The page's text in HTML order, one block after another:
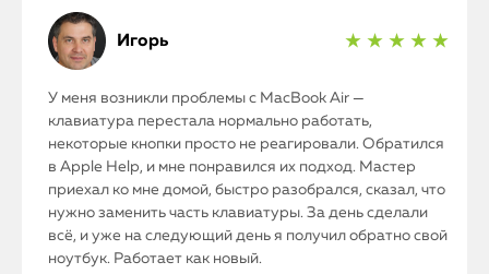
Игорь ★ ★ ★ ★ ★
У меня возникли проблемы с MacBook Air —
клавиатура перестала нормально работать,
некоторые кнопки просто не реагировали. Обратился
в Apple Help, и мне понравился их подход. Мастер
приехал ко мне домой, быстро разобрался, сказал, что
нужно заменить часть клавиатуры. За день сделали
всё, и уже на следующий день я получил обратно свой
ноутбук. Работает как новый.